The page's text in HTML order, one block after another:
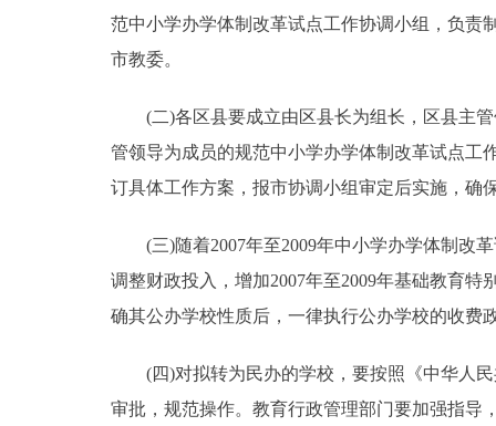
范中小学办学体制改革试点工作协调小组，负责
市教委。
(二)各区县要成立由区县长为组长，区县主管
管领导为成员的规范中小学办学体制改革试点工
订具体工作方案，报市协调小组审定后实施，确
(三)随着2007年至2009年中小学办学体制改革
调整财政投入，增加2007年至2009年基础教育
确其公办学校性质后，一律执行公办学校的收费
(四)对拟转为民办的学校，要按照《中华人民
审批，规范操作。教育行政管理部门要加强指导